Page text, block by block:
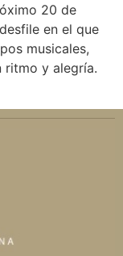
20 de
en el que
musicales,
ritmo y alegría.